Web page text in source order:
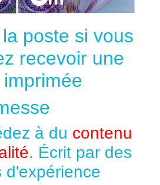
poste si vous
recevoir une
à du contenu
. Écrit par des
d'expérience